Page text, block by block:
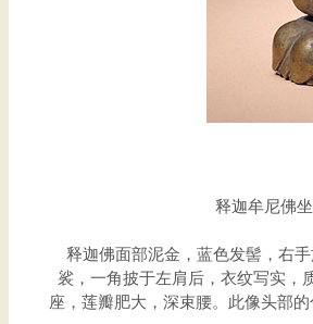
释迦牟尼佛
释迦佛面部泥金，蓝色发髻，右
裟，一角披于左肩后，衣纹写实，
座，莲瓣肥大，深束腰。此像头部